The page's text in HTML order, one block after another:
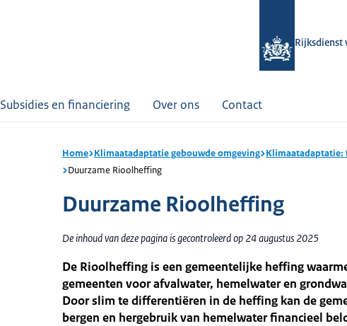
Rijksdienst
Subsidies en financiering Over ons Contact
Home Klimaatadaptatie gebouwde omgeving Klimaatadaptatie:
Duurzame Rioolheffing
Duurzame Rioolheffing
De inhoud van deze pagina is gecontroleerd op 24 augustus 2025
De Rioolheffing is een gemeentelijke heffing
gemeenten voor afvalwater, hemelwater en
Door slim te differentiëren in de heffing kan de
bergen en hergebruik van hemelwater financieel